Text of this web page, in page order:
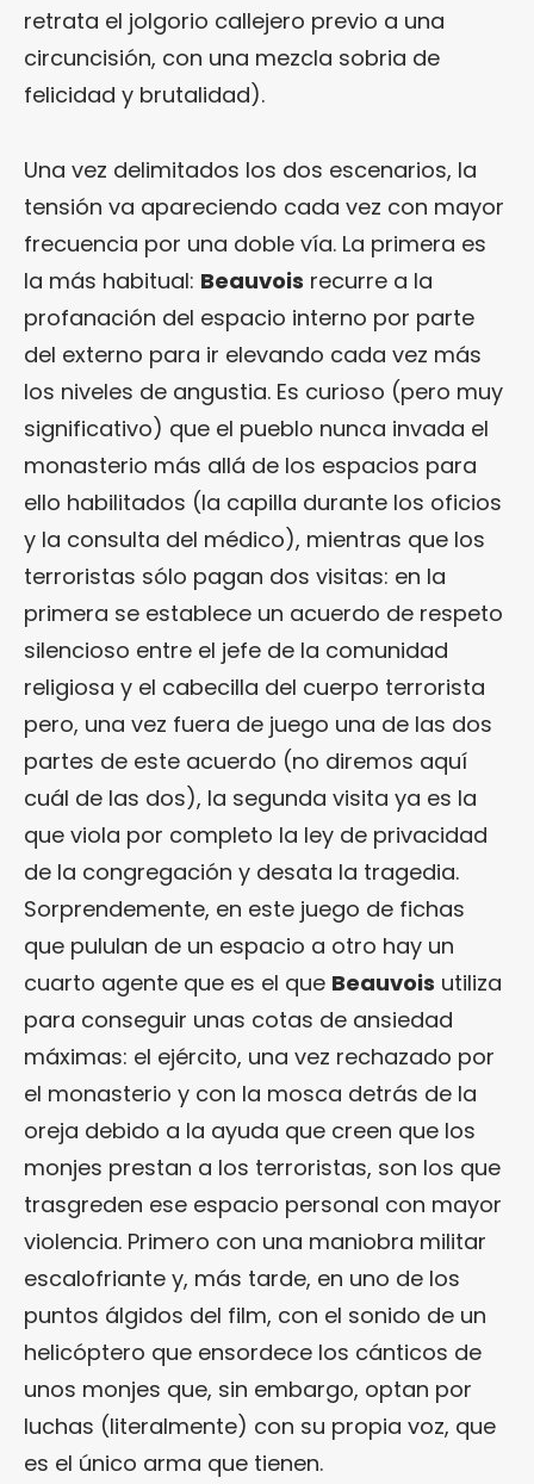
retrata el jolgorio callejero previo a una
circuncisión, con una mezcla sobria de
felicidad y brutalidad).
Una vez delimitados los dos escenarios, la
tensión va apareciendo cada vez con mayor
frecuencia por una doble vía. La primera es
la más habitual: Beauvois recurre a la
profanación del espacio interno por parte
del externo para ir elevando cada vez más
los niveles de angustia. Es curioso (pero muy
significativo) que el pueblo nunca invada el
monasterio más allá de los espacios para
ello habilitados (la capilla durante los oficios
y la consulta del médico), mientras que los
terroristas sólo pagan dos visitas: en la
primera se establece un acuerdo de respeto
silencioso entre el jefe de la comunidad
religiosa y el cabecilla del cuerpo terrorista
pero, una vez fuera de juego una de las dos
partes de este acuerdo (no diremos aquí
cuál de las dos), la segunda visita ya es la
que viola por completo la ley de privacidad
de la congregación y desata la tragedia.
Sorprendemente, en este juego de fichas
que pululan de un espacio a otro hay un
cuarto agente que es el que Beauvois utiliza
para conseguir unas cotas de ansiedad
máximas: el ejército, una vez rechazado por
el monasterio y con la mosca detrás de la
oreja debido a la ayuda que creen que los
monjes prestan a los terroristas, son los que
trasgreden ese espacio personal con mayor
violencia. Primero con una maniobra militar
escalofriante y, más tarde, en uno de los
puntos álgidos del film, con el sonido de un
helicóptero que ensordece los cánticos de
unos monjes que, sin embargo, optan por
luchas (literalmente) con su propia voz, que
es el único arma que tienen.